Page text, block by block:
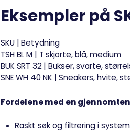
Eksempler på
SKU | Betydning
TSH BL M | T skjorte, blå, medium
BUK SRT 32 | Bukser, svarte,
SNE WH 40 NK | Sneakers, hvite,
Fordelene med en
Raskt søk og filtrering i